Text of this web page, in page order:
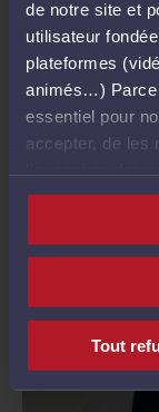
de notre site et
utilisateur
plateformes
animés…) Parce
essentiel pour
accepter, de les
nécessaires au
Tout
CNB x
2 avr. 2026